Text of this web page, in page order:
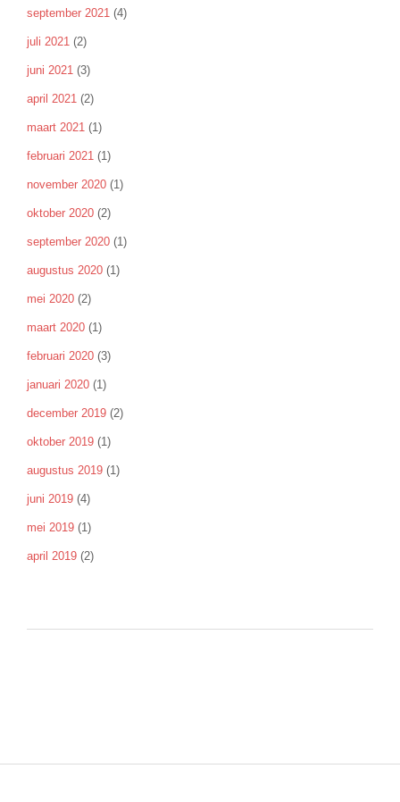
september 2021 (4)
juli 2021 (2)
juni 2021 (3)
april 2021 (2)
maart 2021 (1)
februari 2021 (1)
november 2020 (1)
oktober 2020 (2)
september 2020 (1)
augustus 2020 (1)
mei 2020 (2)
maart 2020 (1)
februari 2020 (3)
januari 2020 (1)
december 2019 (2)
oktober 2019 (1)
augustus 2019 (1)
juni 2019 (4)
mei 2019 (1)
april 2019 (2)